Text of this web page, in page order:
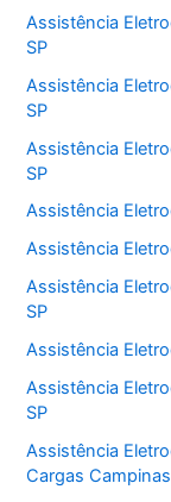
Assistência
SP
Assistência
SP
Assistência
SP
Assistência
Assistência
Assistência
SP
Assistência
Assistência
SP
Assistência
Cargas